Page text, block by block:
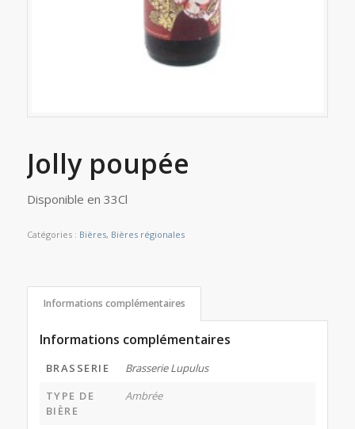
Jolly poupée
Disponible en 33Cl
Catégories : Bières, Bières régionales
Informations complémentaires
Informations complémentaires
BRASSERIE
Brasserie Lupulus
TYPE DE
BIÈRE
Ambrée